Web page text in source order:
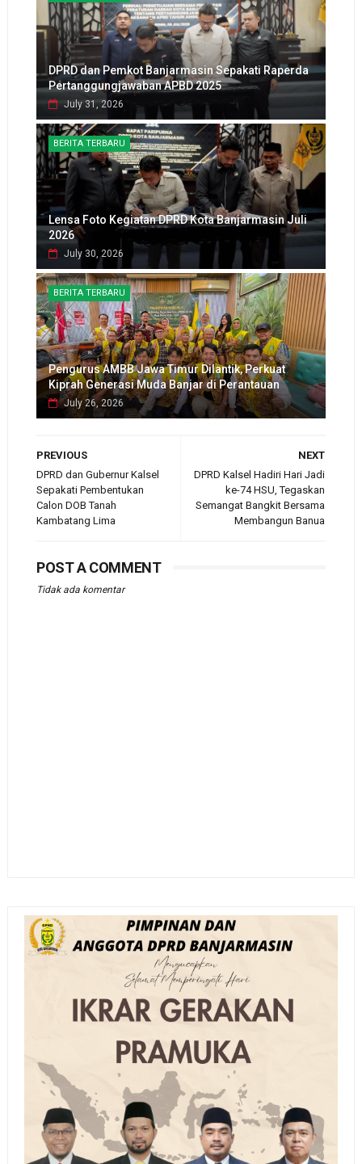
DPRD dan Pemkot Banjarmasin Sepakati Raperda
Pertanggungjawaban APBD 2025
July 31, 2026
BERITA TERBARU
Lensa Foto Kegiatan DPRD Kota Banjarmasin Juli
2026
July 30, 2026
BERITA TERBARU
Pengurus AMBB Jawa Timur Dilantik, Perkuat
Kiprah Generasi Muda Banjar di Perantauan
July 26, 2026
NEXT
DPRD Kalsel Hadiri Hari Jadi
ke-74 HSU, Tegaskan
Semangat Bangkit Bersama
Membangun Banua
PREVIOUS
DPRD dan Gubernur Kalsel
Sepakati Pembentukan
Calon DOB Tanah
Kambatang Lima
POST A COMMENT
Tidak ada komentar